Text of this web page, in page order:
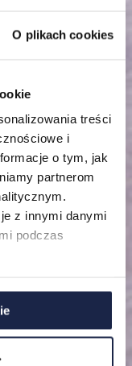
O plikach cookies
treści
i
o tym, jak
partnerom
z innymi danymi
podczas